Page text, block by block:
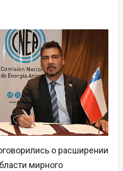
о расширении
мирного